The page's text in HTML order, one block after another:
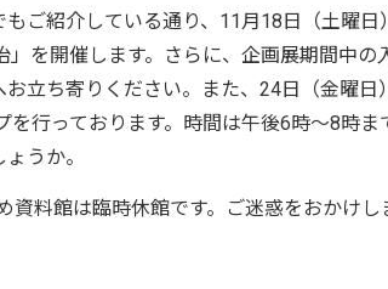
ご紹介している通り、11月18日（土曜日）
を開催します。さらに、企画展期間中の
立ち寄りください。また、24日（金曜日）
行っております。時間は午後6時～8時ま
うか。
料館は臨時休館です。ご迷惑をおかけし